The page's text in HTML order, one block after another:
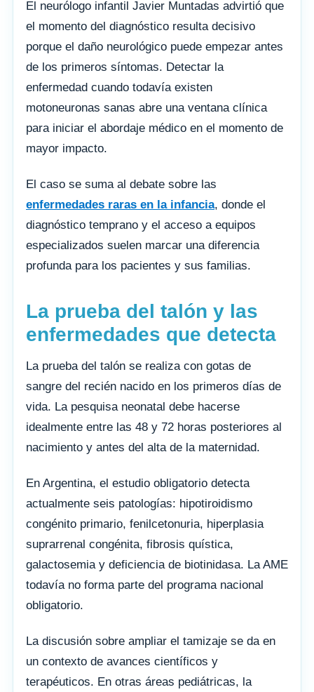
El neurólogo infantil Javier Muntadas advirtió que
el momento del diagnóstico resulta decisivo
porque el daño neurológico puede empezar antes
de los primeros síntomas. Detectar la
enfermedad cuando todavía existen
motoneuronas sanas abre una ventana clínica
para iniciar el abordaje médico en el momento de
mayor impacto.
El caso se suma al debate sobre las
enfermedades raras en la infancia, donde el
diagnóstico temprano y el acceso a equipos
especializados suelen marcar una diferencia
profunda para los pacientes y sus familias.
La prueba del talón y las
enfermedades que detecta
La prueba del talón se realiza con gotas de
sangre del recién nacido en los primeros días de
vida. La pesquisa neonatal debe hacerse
idealmente entre las 48 y 72 horas posteriores al
nacimiento y antes del alta de la maternidad.
En Argentina, el estudio obligatorio detecta
actualmente seis patologías: hipotiroidismo
congénito primario, fenilcetonuria, hiperplasia
suprarrenal congénita, fibrosis quística,
galactosemia y deficiencia de biotinidasa. La AME
todavía no forma parte del programa nacional
obligatorio.
La discusión sobre ampliar el tamizaje se da en
un contexto de avances científicos y
terapéuticos. En otras áreas pediátricas, la